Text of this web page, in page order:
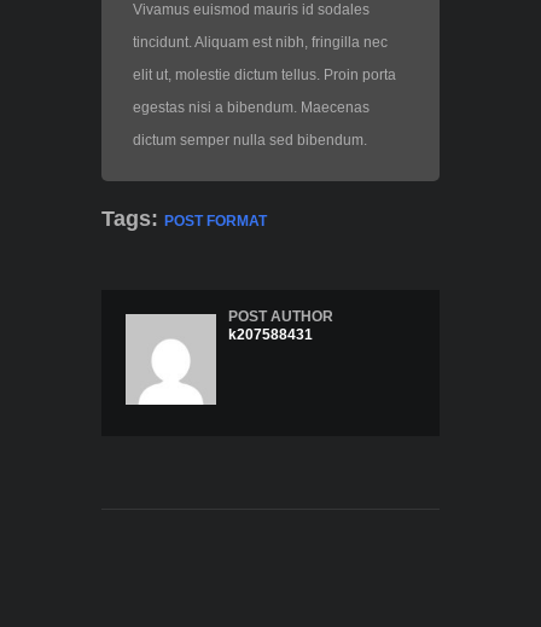
Vivamus euismod mauris id sodales
tincidunt. Aliquam est nibh, fringilla nec
elit ut, molestie dictum tellus. Proin porta
egestas nisi a bibendum. Maecenas
dictum semper nulla sed bibendum.
Tags: POST FORMAT
POST AUTHOR
k207588431